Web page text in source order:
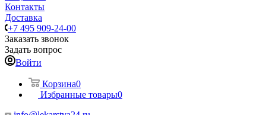
Контакты
Доставка
+7 495 909-24-00
Заказать звонок
Задать вопрос
Войти
Корзина0
Избранные товары0